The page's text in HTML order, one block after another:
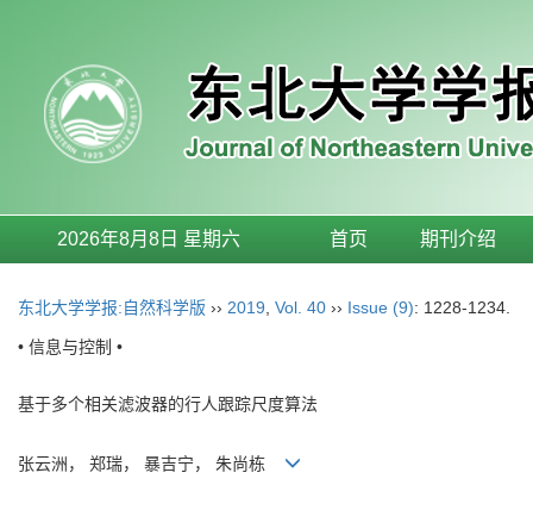
2026年8月8日 星期六 首页 期刊介绍
东北大学学报:自然科学版 ›› 2019 Vol. 40 ›› Issue (9): 1228-1234.
• 信息与控制 •
基于多个相关滤波器的行人跟踪尺度算法
张云洲， 郑瑞， 暴吉宁， 朱尚栋